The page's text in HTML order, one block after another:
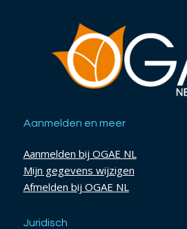
Aanmelden en meer
Aanmelden bij OGAE NL
Mijn gegevens wijzigen
Afmelden bij OGAE NL
Juridisch